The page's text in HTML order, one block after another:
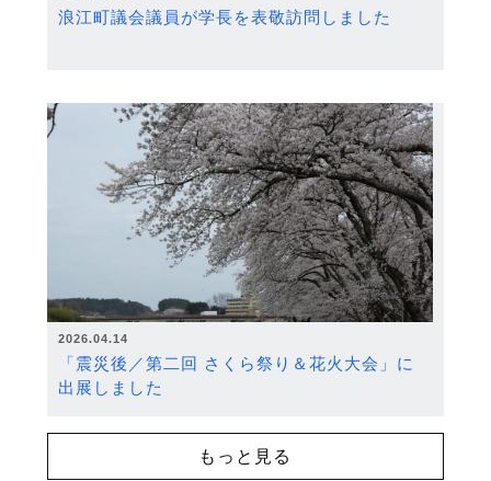
浪江町議会議員が学長を表敬訪問しました
2026.04.14
「震災後／第二回 さくら祭り＆花火大会」に
出展しました
もっと見る